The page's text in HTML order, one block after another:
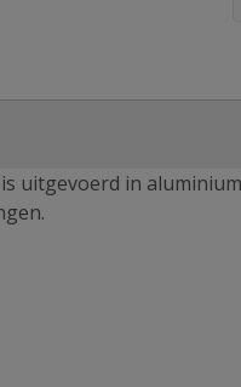
uitgevoerd in